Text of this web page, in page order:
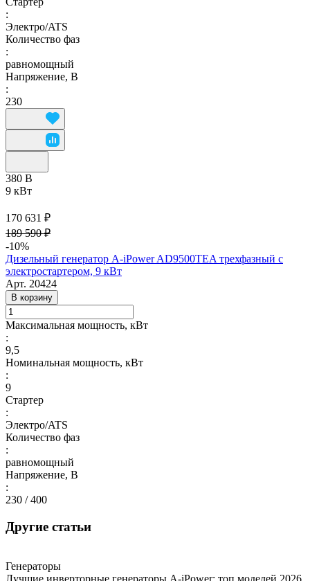
:
Электро/ATS
Количество фаз
:
равномощный
Напряжение, В
:
230
380 В
9 кВт
170 631 ₽
189 590 ₽
-10%
Дизельный генератор A-iPower AD9500TEA трехфазный с
электростартером, 9 кВт
Арт. 20424
В корзину
Максимальная мощность, кВт
:
9,5
Номинальная мощность, кВт
:
9
Стартер
:
Электро/ATS
Количество фаз
:
равномощный
Напряжение, В
:
230 / 400
Другие статьи
Генераторы
Лучшие инверторные генераторы A-iPower: топ моделей 2026